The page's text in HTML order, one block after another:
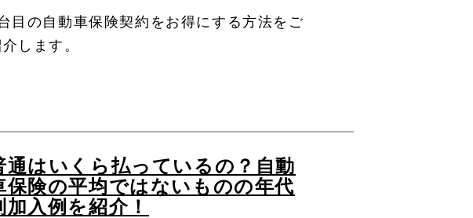
目の自動車保険契約をお得にする方法をご
します。
通はいくら払っているの？自動
保険の平均ではないものの年代
加入例を紹介！